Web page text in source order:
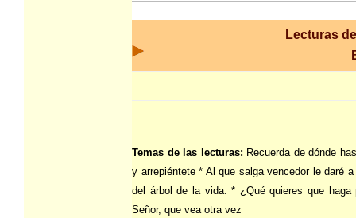
Lecturas
Temas de las lecturas: Recuerda de dónde
y arrepiéntete * Al que salga vencedor le daré a
del árbol de la vida. * ¿Qué quieres que haga
Señor, que vea otra vez